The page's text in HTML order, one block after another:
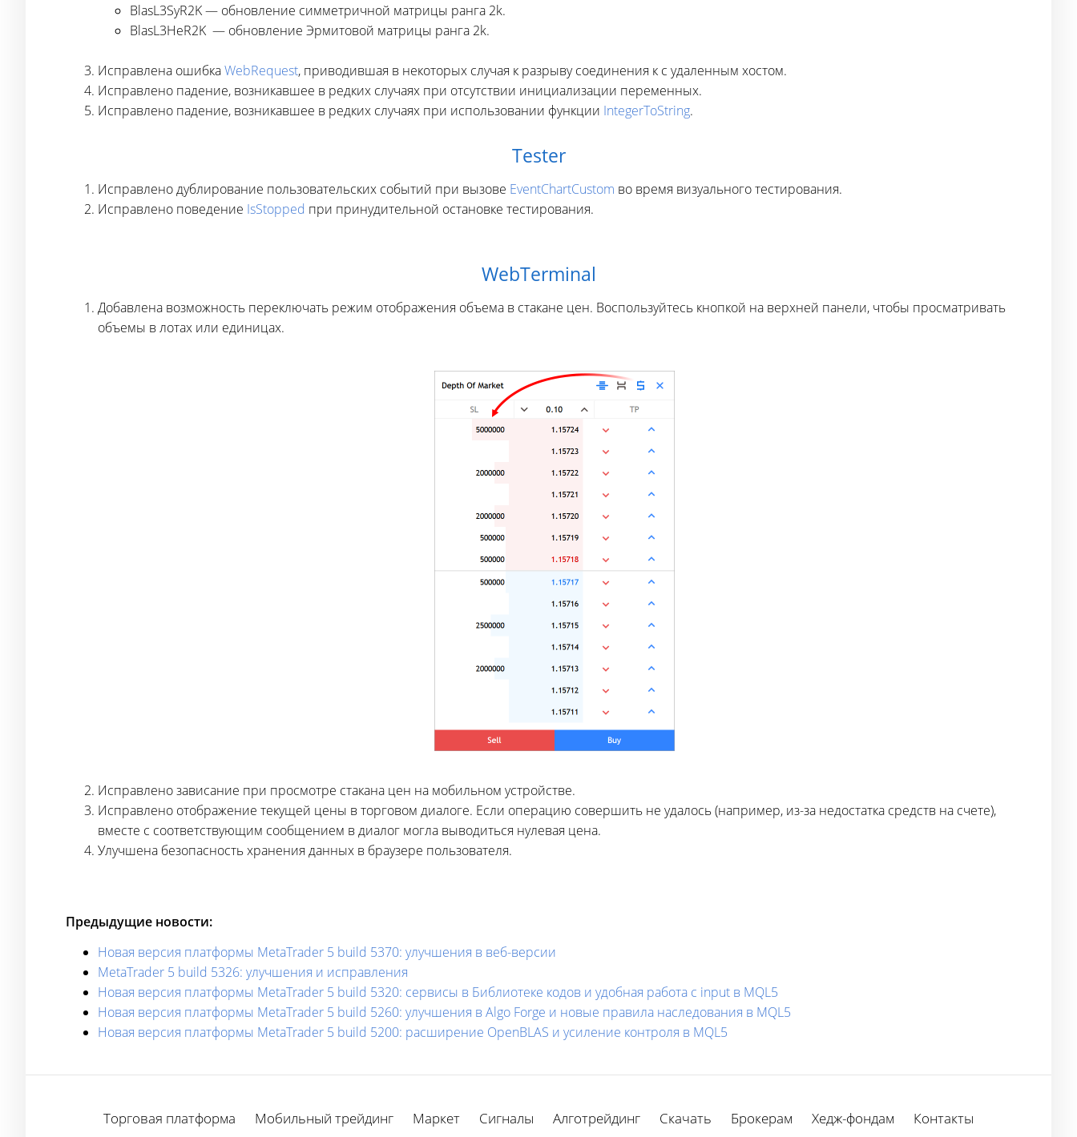
BlasL3SyR2K — обновление симметричной матрицы ранга 2k.
BlasL3HeR2K — обновление Эрмитовой матрицы ранга 2k.
Исправлена ошибкаWebRequest, приводившая в некоторых случая к разрыву соединения к с удаленным хостом.
Исправлено падение, возникавшее в редких случаях при отсутствии инициализации переменных.
Исправлено падение, возникавшее в редких случаях при использовании функции IntegerToString.
Tester
Исправлено дублирование пользовательских событий при вызове EventChartCustom во время визуального тестирования.
Исправлено поведение IsStopped при принудительной остановке тестирования.
WebTerminal
Добавлена возможность переключать режим отображения объема в стакане цен. Воспользуйтесь кнопкой на верхней панели, чтобы просматривать
объемы в лотах или единицах.
Исправлено зависание при просмотре стакана цен на мобильном устройстве.
Исправлено отображение текущей цены в торговом диалоге. Если операцию совершить не удалось (например, из-за недостатка средств на счете),
вместе с соответствующим сообщением в диалог могла выводиться нулевая цена.
Улучшена безопасность хранения данных в браузере пользователя.
Предыдущие новости:
Новая версия платформы MetaTrader 5 build 5370: улучшения в веб-версии
MetaTrader 5 build 5326: улучшения и исправления
Новая версия платформы MetaTrader 5 build 5320: сервисы в Библиотеке кодов и удобная работа с input в MQL5
Новая версия платформы MetaTrader 5 build 5260: улучшения в Algo Forge и новые правила наследования в MQL5
Новая версия платформы MetaTrader 5 build 5200: расширение OpenBLAS и усиление контроля в MQL5
Торговая платформа Мобильный трейдинг Маркет Сигналы Алготрейдинг Скачать Брокерам Хедж-фондам Контакты